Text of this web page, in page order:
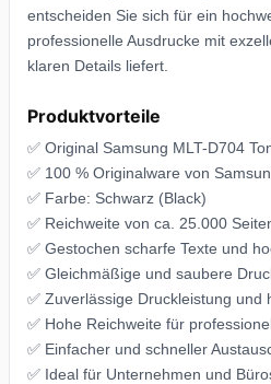
entscheiden Sie sich für ein
professionelle Ausdrucke mit
klaren Details liefert.
Produktvorteile
✅ Original Samsung MLT-D704
✅ 100 % Originalware von
✅ Farbe: Schwarz (Black)
✅ Reichweite von ca. 25.000
✅ Gestochen scharfe Texte und
✅ Gleichmäßige und saubere
✅ Zuverlässige Druckleistung und
✅ Hohe Reichweite für
✅ Einfacher und schneller
✅ Ideal für Unternehmen und